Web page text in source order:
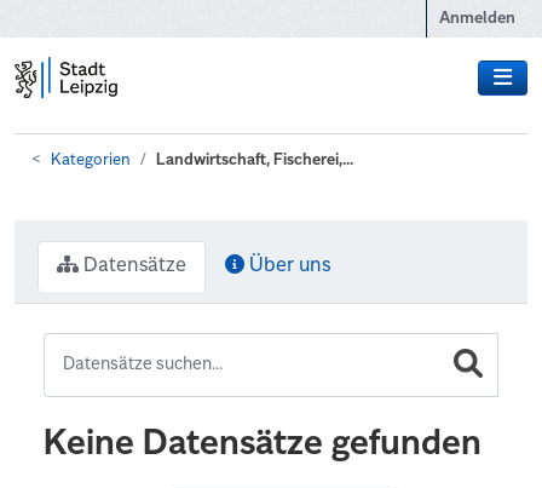
Anmelden
Kategorien Landwirtschaft, Fischerei,...
Datensätze Über uns
Keine Datensätze gefunden